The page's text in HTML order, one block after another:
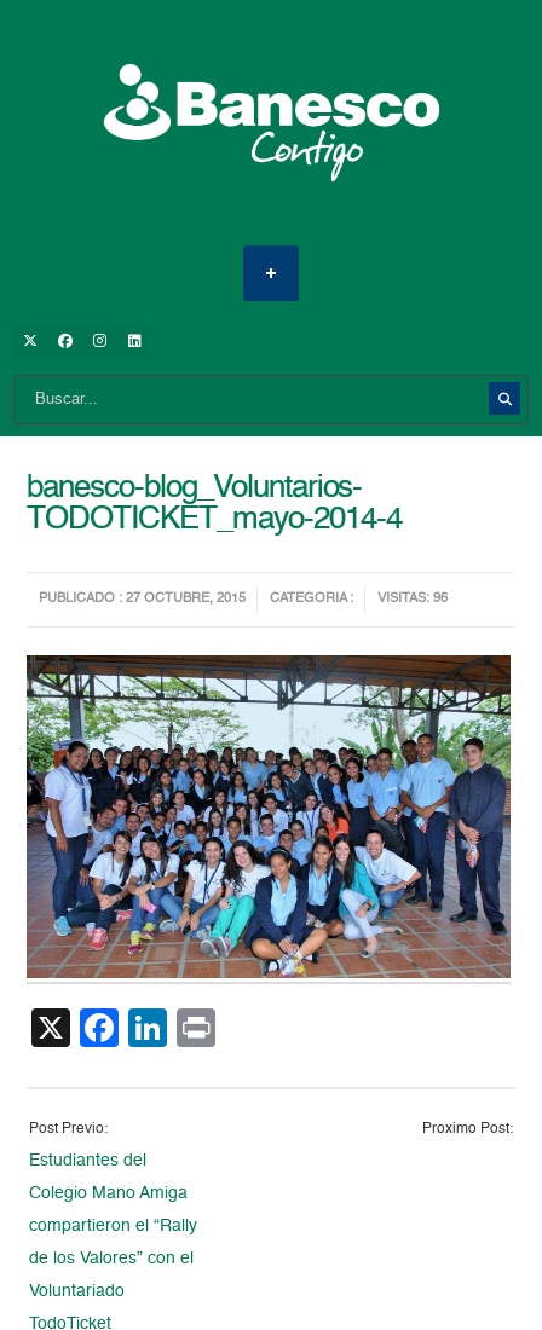
banesco-blog_Voluntarios-
TODOTICKET_mayo-2014-4
PUBLICADO : 27 OCTUBRE, 2015 CATEGORIA : VISITAS: 96
X Facebook
LinkedIn
Post Previo:
Estudiantes del
Colegio Mano Amiga
compartieron el “Rally
de los Valores” con el
Voluntariado
TodoTicket
Proximo Post: